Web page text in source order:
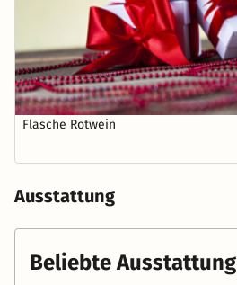
Flasche Rotwein
Ausstattung
Beliebte Ausstattung